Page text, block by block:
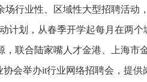
场行业性、区域性大型招聘活动
计划，从春季开学起每月在两
联合陆家嘴人才金港、上海市
会举办it行业网络招聘会，提